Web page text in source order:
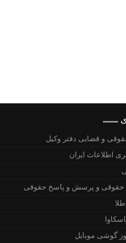
و قضایی دفتر وکیل
اطلاعات ایران
حقوقی و پرسش و پاسخ حقوقی
گوشی موبایل